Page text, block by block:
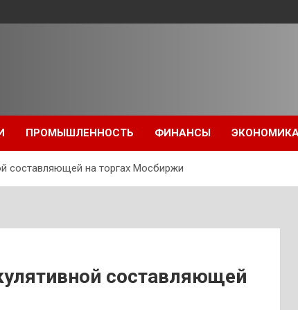
ПРОМЫШЛЕННОСТЬ ФИНАНСЫ
составляющей на торгах Мосбиржи
составляющей